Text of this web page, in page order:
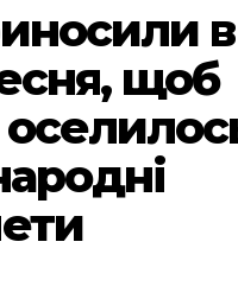
в
щоб